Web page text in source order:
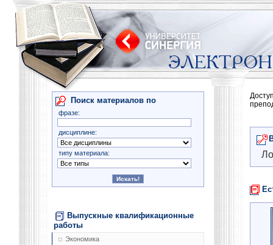
Поиск материалов по
фразе:
дисциплине:
типу материала:
Выпускные квалификационные
работы
Экономика